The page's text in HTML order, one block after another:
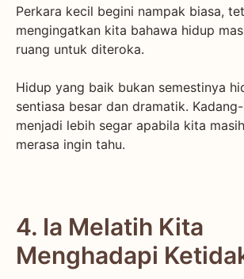
Perkara kecil begini nampak biasa,
mengingatkan kita bahawa hidup
ruang untuk diteroka.
Hidup yang baik bukan semestinya
sentiasa besar dan dramatik.
menjadi lebih segar apabila kita
merasa ingin tahu.
4. Ia Melatih Kita
Menghadapi